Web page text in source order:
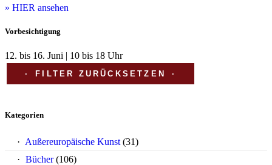
» HIER ansehen
Vorbesichtigung
12. bis 16. Juni | 10 bis 18 Uhr
FILTER ZURÜCKSETZEN
Kategorien
Außereuropäische Kunst (31)
Bücher (106)